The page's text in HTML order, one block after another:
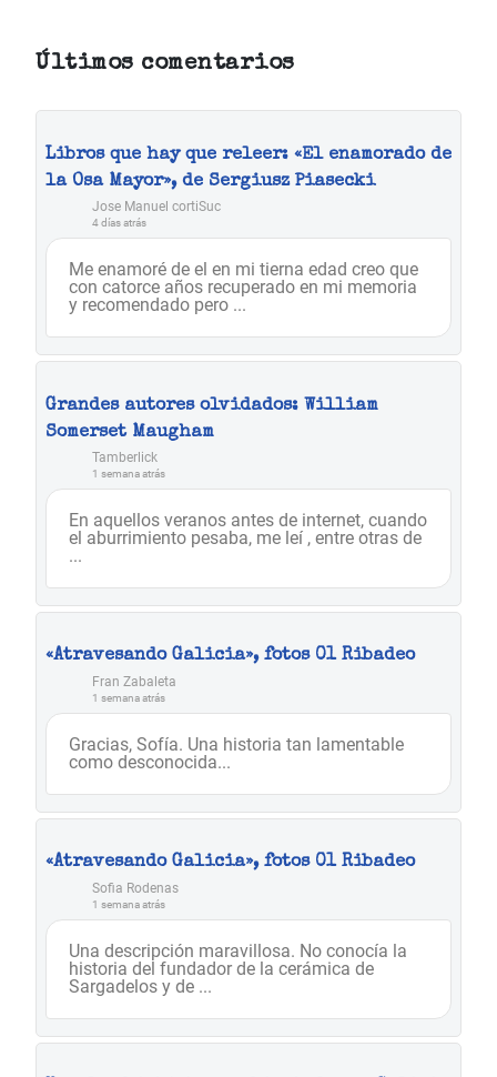
Últimos comentarios
Libros que hay que releer: «El enamorado de
la Osa Mayor», de Sergiusz Piasecki
Jose Manuel cortiSuc
4 días atrás
Me enamoré de el en mi tierna edad creo que
con catorce años recuperado en mi memoria
y recomendado pero ...
Grandes autores olvidados: William
Somerset Maugham
Tamberlick
1 semana atrás
En aquellos veranos antes de internet, cuando
el aburrimiento pesaba, me leí , entre otras de
...
«Atravesando Galicia», fotos 01 Ribadeo
Fran Zabaleta
1 semana atrás
Gracias, Sofía. Una historia tan lamentable
como desconocida...
«Atravesando Galicia», fotos 01 Ribadeo
Sofia Rodenas
1 semana atrás
Una descripción maravillosa. No conocía la
historia del fundador de la cerámica de
Sargadelos y de ...